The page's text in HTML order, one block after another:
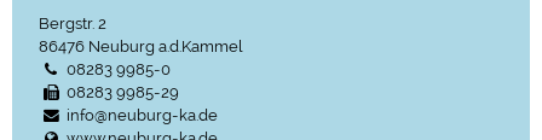
Bergstr. 2
86476 Neuburg a.d.Kammel
08283 9985-0
08283 9985-29
info@neuburg-ka.de